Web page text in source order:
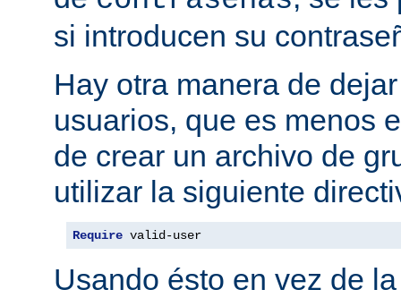
si introducen su
Hay otra manera de
usuarios, que es menos
de crear un archivo de
utilizar la siguiente
Require valid-user
Usando ésto en vez de